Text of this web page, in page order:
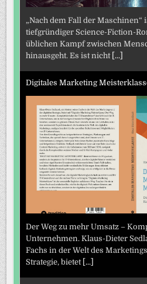
„Nach dem Fall der Maschinen“
tiefgründiger Science-Fiction-
üblichen Kampf zwischen
hinausgeht. Es ist nicht [...]
Digitales Marketing
Der Weg zu mehr Umsatz –
Unternehmen. Klaus-Dieter
Fachs in der Welt des
Strategie, bietet [...]